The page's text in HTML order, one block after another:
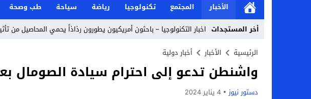
الأخبار المجتمع تكنولوجيا رياضة سياحة طب وصحة
أخر المستجدات اخبار التكنولوجيا – باحثون أمريكيون يطورون رذاذاً يحمي المحاصيل من
أخبار الفن – ب الفن – إسعاد يونس: عادل إمام رفض دور البطولة في
اراء و اقلام الدستور – بعد ست سنوات من انفجار مرفأ بيروت: هل العدالة
مال و اعمال – تراجع السندات الخليجية والمصرية بعد حادثة دمياط
الرئيسية الأخبار أخبار دولية
واشنطن تدعو إلى احترام سيادة الصومال
دستور نيوز 4 يناير 2024